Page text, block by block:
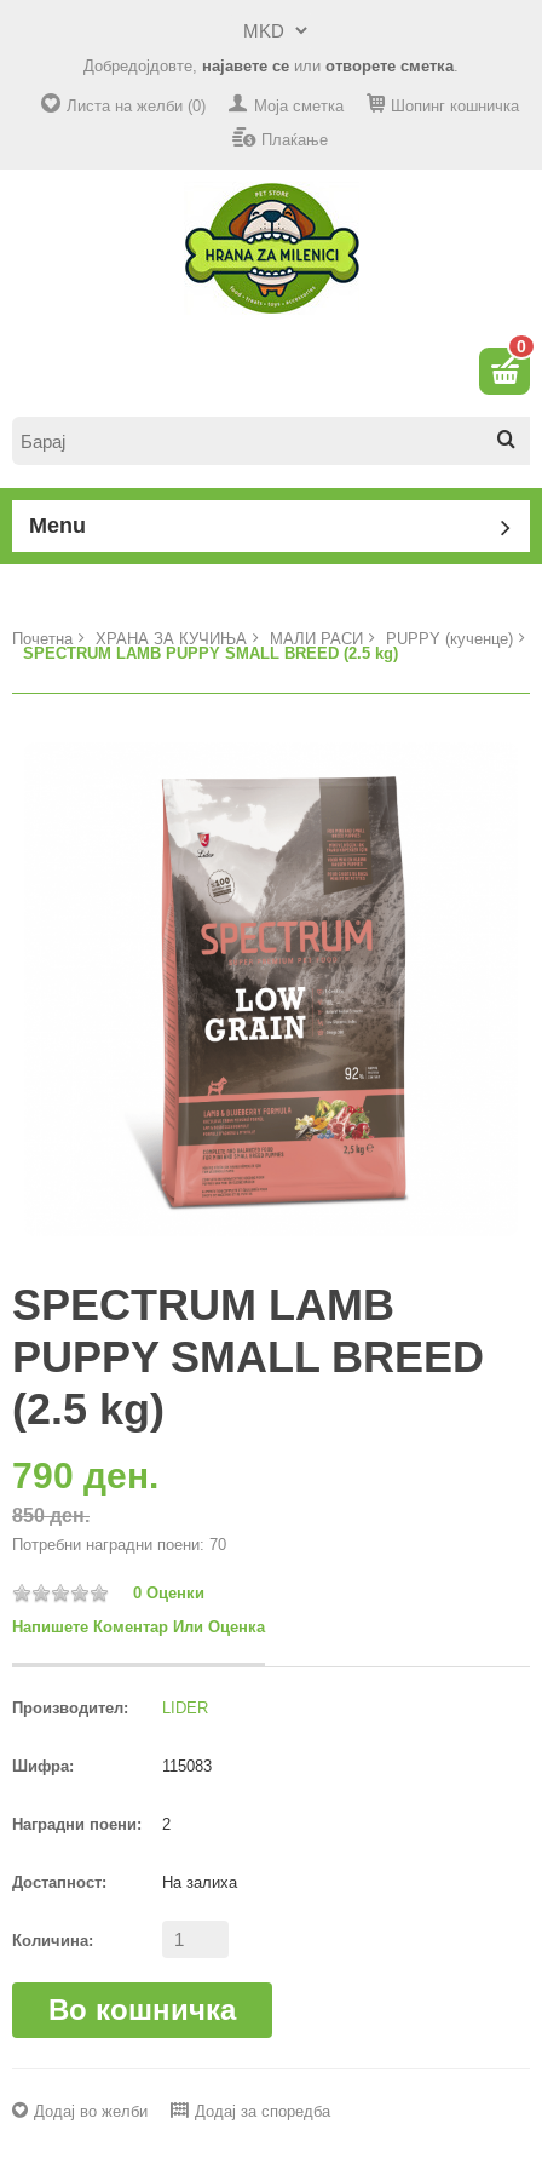
Добредојдовте, најавете се или отворете сметка.
Листа на желби (0) Моја сметка
Шопинг кошничка
Плаќање
0
Menu
Почетна ХРАНА ЗА КУЧИЊА МАЛИ РАСИ
PUPPY (кученце)
SPECTRUM LAMB PUPPY SMALL BREED (2.5 kg)
SPECTRUM LAMB
PUPPY SMALL BREED
(2.5 kg)
790 ден.
850 ден.
Потребни наградни поени: 70
0 Оценки
Напишете Коментар Или Оценка
Производител: LIDER
Шифра: 115083
Наградни поени: 2
Достапност: На залиха
Количина:
Во кошничка
Додај во желби Додај за споредба